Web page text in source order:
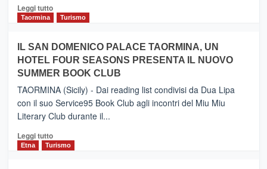
e
Zanzibar
da
Neos
Leggi tuttoLeggi
PIEDIMONTE
ETNEO
–
Meta
turistica
privilegiata
secondo
dati
di
Taormina Turismo
IL SAN DOMENICO PALACE TAORMINA, UN
HOTEL FOUR SEASONS PRESENTA IL NUOVO
SUMMER BOOK CLUB
TAORMINA (Sicily) - Dai reading list condivisi da Dua Lipa
con il suo Service95 Book Club agli incontri del Miu Miu
Literary Club durante il...
Leggi tuttoLeggi
di
Etna Turismo